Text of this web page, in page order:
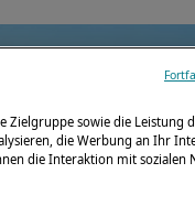
Zielgruppe sowie die Leistung
die Werbung an Ihr
die Interaktion mit sozialen